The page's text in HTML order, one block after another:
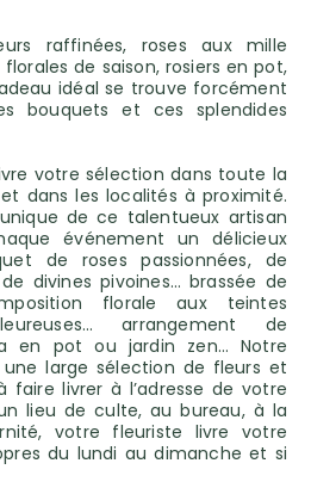
raffinées, roses aux mille
de saison, rosiers en pot,
idéal se trouve forcément
bouquets et ces splendides
livre votre sélection dans toute la
dans les localités à proximité.
de ce talentueux artisan
événement un délicieux
de roses passionnées, de
divines pivoines… brassée de
florale aux teintes
arrangement de
en pot ou jardin zen… Notre
large sélection de fleurs et
livrer à l’adresse de votre
lieu de culte, au bureau, à la
votre fleuriste livre votre
du lundi au dimanche et si